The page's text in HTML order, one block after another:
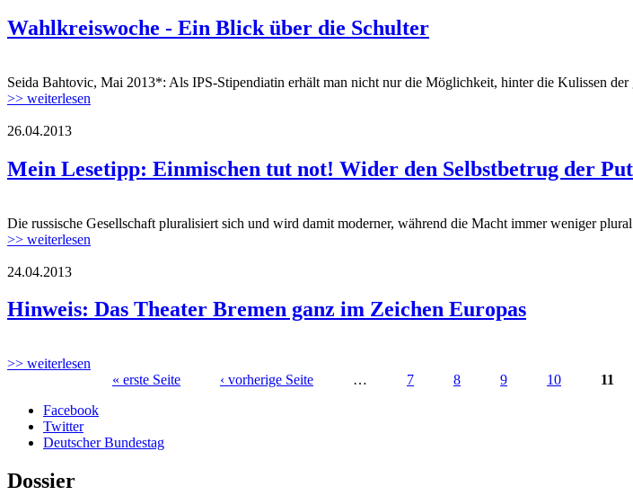
Wahlkreiswoche - Ein Blick über die Schulter
Seida Bahtovic, Mai 2013*: Als IPS-Stipendiatin erhält man nicht nur die Möglichkeit, hinter die Kulissen
>> weiterlesen
26.04.2013
Mein Lesetipp: Einmischen tut not! Wider den Selbstbetrug der
Die russische Gesellschaft pluralisiert sich und wird damit moderner, während die Macht immer weniger
>> weiterlesen
24.04.2013
Hinweis: Das Theater Bremen ganz im Zeichen Europas
>> weiterlesen
Seiten
« erste Seite ‹ vorherige Seite … 7 8 9 10 11
Facebook
Twitter
Deutscher Bundestag
Dossier